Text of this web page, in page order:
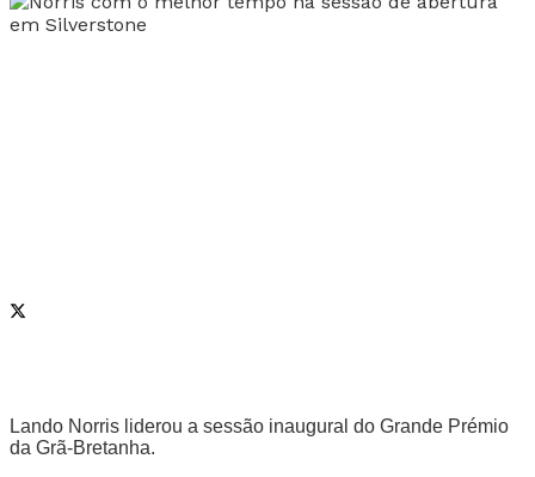
Lando Norris liderou a sessão inaugural do Grande Prémio
da Grã-Bretanha.